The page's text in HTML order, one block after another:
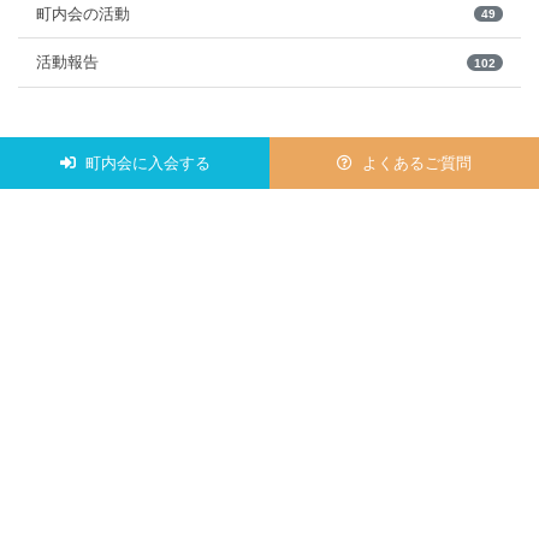
町内会の活動 49
活動報告 102
町内会に入会する よくあるご質問